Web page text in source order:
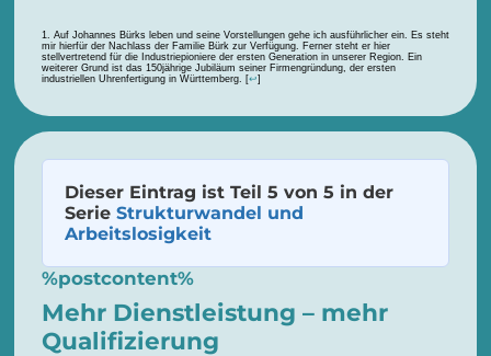
Auf Johannes Bürks leben und seine Vorstellungen gehe ich ausführlicher ein. Es steht
mir hierfür der Nachlass der Familie Bürk zur Verfügung. Ferner steht er hier
stellvertretend für die Industriepioniere der ersten Generation in unserer Region. Ein
weiterer Grund ist das 150jährige Jubiläum seiner Firmengründung, der ersten
industriellen Uhrenfertigung in Württemberg.
[↩]
Dieser Eintrag ist Teil 5 von 5 in der
Serie Strukturwandel und
Arbeitslosigkeit
%postcontent%
Mehr Dienstleistung – mehr
Qualifizierung